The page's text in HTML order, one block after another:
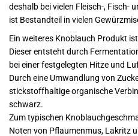
deshalb bei vielen Fleisch-, Fisch-
ist Bestandteil in vielen
Ein weiteres Knoblauch Produkt
Dieser entsteht durch
bei einer festgelegten Hitze und
Durch eine Umwandlung von
stickstoffhaltige organische
schwarz.
Zum typischen
Noten von Pflaumenmus, Lakritz